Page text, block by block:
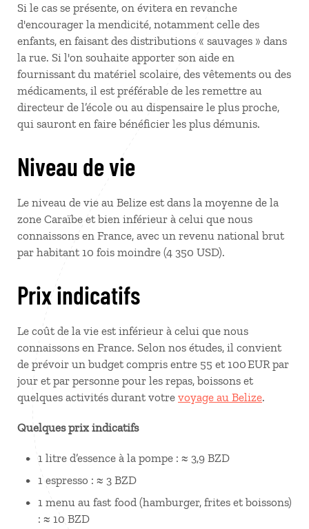
Si le cas se présente, on évitera en revanche
d'encourager la mendicité, notamment celle des
enfants, en faisant des distributions « sauvages » dans
la rue. Si l'on souhaite apporter son aide en
fournissant du matériel scolaire, des vêtements ou des
médicaments, il est préférable de les remettre au
directeur de l’école ou au dispensaire le plus proche,
qui sauront en faire bénéficier les plus démunis.
Niveau de vie
Le niveau de vie au Belize est dans la moyenne de la
zone Caraïbe et bien inférieur à celui que nous
connaissons en France, avec un revenu national brut
par habitant 10 fois moindre (4 350 USD).
Prix indicatifs
Le coût de la vie est inférieur à celui que nous
connaissons en France. Selon nos études, il convient
de prévoir un budget compris entre 55 et 100 EUR par
jour et par personne pour les repas, boissons et
quelques activités durant votre voyage au Belize.
Quelques prix indicatifs
1 litre d’essence à la pompe : ≈ 3,9 BZD
1 espresso : ≈ 3 BZD
1 menu au fast food (hamburger, frites et boissons)
: ≈ 10 BZD